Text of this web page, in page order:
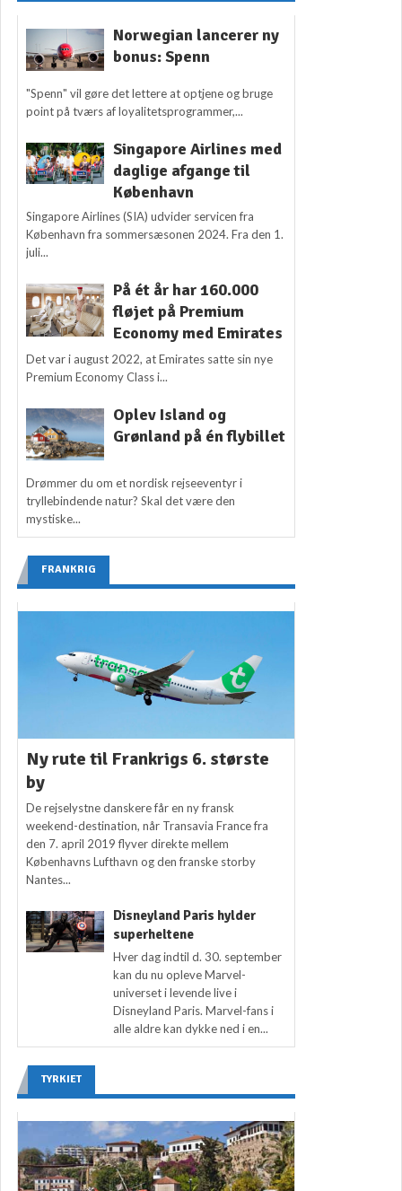
Norwegian lancerer ny
bonus: Spenn
"Spenn" vil gøre det lettere at optjene og bruge
point på tværs af loyalitetsprogrammer,...
Singapore Airlines med
daglige afgange til
København
Singapore Airlines (SIA) udvider servicen fra
København fra sommersæsonen 2024. Fra den 1.
juli...
På ét år har 160.000
fløjet på Premium
Economy med Emirates
Det var i august 2022, at Emirates satte sin nye
Premium Economy Class i...
Oplev Island og
Grønland på én flybillet
Drømmer du om et nordisk rejseeventyr i
tryllebindende natur? Skal det være den
mystiske...
FRANKRIG
Ny rute til Frankrigs 6. største
by
De rejselystne danskere får en ny fransk
weekend-destination, når Transavia France fra
den 7. april 2019 flyver direkte mellem
Københavns Lufthavn og den franske storby
Nantes...
Disneyland Paris hylder
superheltene
Hver dag indtil d. 30. september
kan du nu opleve Marvel-
universet i levende live i
Disneyland Paris. Marvel-fans i
alle aldre kan dykke ned i en...
TYRKIET